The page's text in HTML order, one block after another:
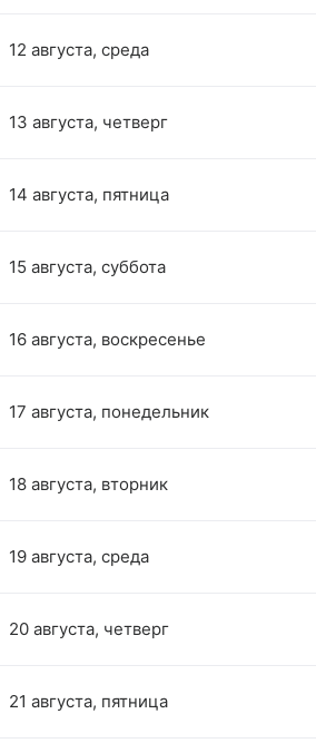
12 августа, среда
13 августа, четверг
14 августа, пятница
15 августа, суббота
16 августа, воскресенье
17 августа, понедельник
18 августа, вторник
19 августа, среда
20 августа, четверг
21 августа, пятница